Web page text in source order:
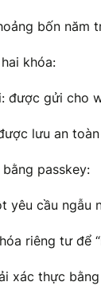
bốn
khóa:
được gửi cho
lưu an
passkey:
yêu cầu ngẫu
riêng tư để
xác thực